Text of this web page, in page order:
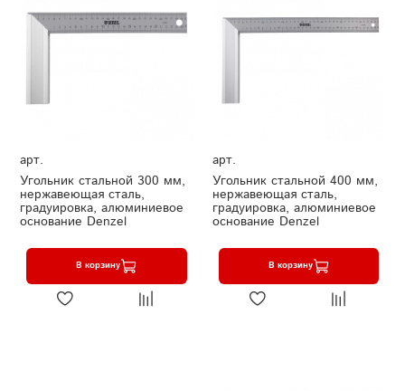
арт.
Угольник стальной 300 мм,
нержавеющая сталь,
градуировка, алюминиевое
основание Denzel
В корзину
арт.
Угольник стальной 400 мм,
нержавеющая сталь,
градуировка, алюминиевое
основание Denzel
В корзину